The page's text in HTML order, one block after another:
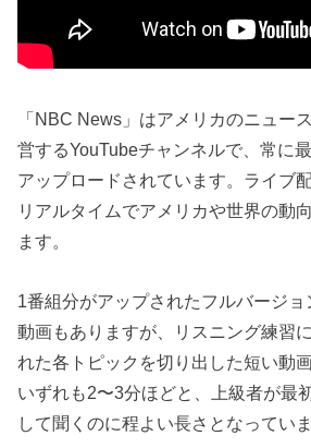
「NBC News」はアメリカのニュー
営するYouTubeチャンネルで、常に
アップロードされています。ライブ
リアルタイムでアメリカや世界の動
ます。
1番組分がアップされたフルバージ
動画もありますが、リスニング練習
れた各トピックを切り出した短い動
いずれも2〜3分ほどと、上級者が最
して聞くのに程よい長さとなっていま